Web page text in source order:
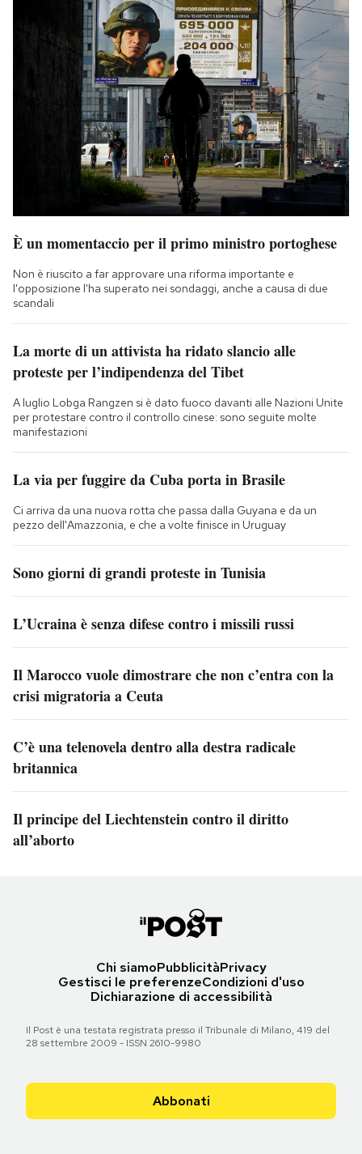
È un momentaccio per il primo ministro portoghese
Non è riuscito a far approvare una riforma importante e
l'opposizione l'ha superato nei sondaggi, anche a causa di due
scandali
La morte di un attivista ha ridato slancio alle
proteste per l’indipendenza del Tibet
A luglio Lobga Rangzen si è dato fuoco davanti alle Nazioni Unite
per protestare contro il controllo cinese: sono seguite molte
manifestazioni
La via per fuggire da Cuba porta in Brasile
Ci arriva da una nuova rotta che passa dalla Guyana e da un
pezzo dell'Amazzonia, e che a volte finisce in Uruguay
Sono giorni di grandi proteste in Tunisia
L’Ucraina è senza difese contro i missili russi
Il Marocco vuole dimostrare che non c’entra con la
crisi migratoria a Ceuta
C’è una telenovela dentro alla destra radicale
britannica
Il principe del Liechtenstein contro il diritto
all’aborto
Chi siamoPubblicitàPrivacy
Gestisci le preferenzeCondizioni d'uso
Dichiarazione di accessibilità
Il Post è una testata registrata presso il Tribunale di Milano, 419 del
28 settembre 2009 - ISSN 2610-9980
Abbonati